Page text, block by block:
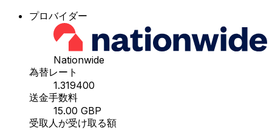
プロバイダー
Nationwide
為替レート
1.319400
送金手数料
15.00 GBP
受取人が受け取る額